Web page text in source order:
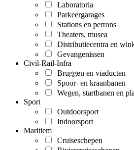
Laboratoria
Parkeergarages
Stations en perrons
Theaters, musea
Distributiecentra en
Gevangenissen
Civil-Rail-Infra
Bruggen en viaducten
Spoor- en kraanbanen
Wegen, startbanen en
Sport
Outdoorsport
Indoorsport
Maritiem
Cruiseschepen